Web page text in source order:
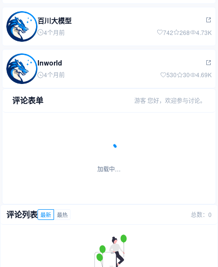
百川大模型
4个月前 742 268 4.73K
Inworld
4个月前 530 30 4.69K
评论表单 游客 您好，欢迎参与讨论。
加载中…
评论列表 最新 最热 总数：0